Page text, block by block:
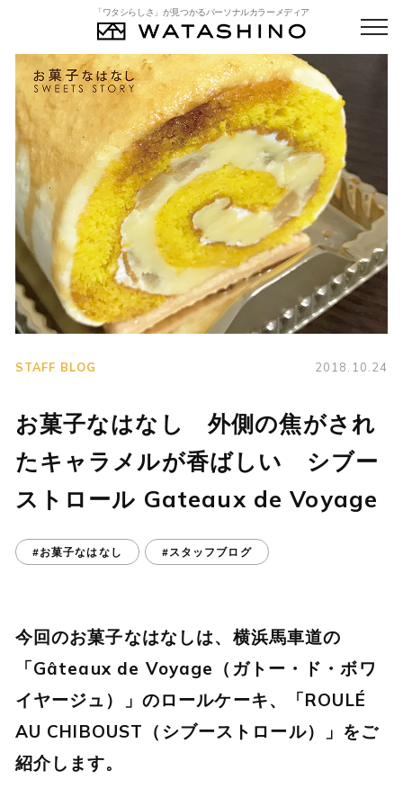
「ワタシらしさ」が見つかるパーソナルカラーメディア
STAFF BLOG 2018.10.24
お菓子なはなし 外側の焦がされ
たキャラメルが香ばしい シブー
ストロール Gateaux de Voyage
#お菓子なはなし #スタッフブログ
今回のお菓子なはなしは、横浜馬車道の
「Gâteaux de Voyage（ガトー・ド・ボワ
イヤージュ）」のロールケーキ、「ROULÉ
AU CHIBOUST（シブーストロール）」をご
紹介します。